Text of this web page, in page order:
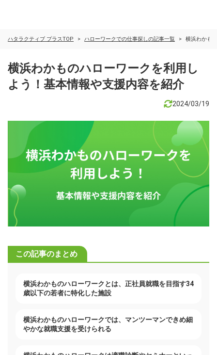
ハタラクティブ プラスTOP ハローワークでの仕事探しの記事一覧 横浜わかも
横浜わかものハローワークを利用し
よう！基本情報や支援内容を紹介
2024/03/19
この記事のまとめ
横浜わかものハローワークとは、正社員就職を目指す34
歳以下の若者に特化した施設
横浜わかものハローワークでは、マンツーマンできめ細
やかな就職支援を受けられる